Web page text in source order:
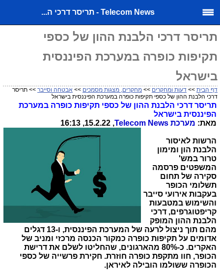
Telecom News - תריסר דרכי ה...
תריסר דרכי הלבנת ההון של כספי
תקיפות כופרה במערכת הפיננסית
בישראל
דף הבית >> דעות ומחקרים >> מחקרים, מצגות מסמכים >> אבטחה וסייבר >> תריסר
דרכי הלבנת ההון של כספי תקיפות כופרה במערכת הפיננסית בישראל
תריסר דרכי הלבנת ההון של כספי תקיפות כופרה במערכת
הפיננסית בישראל
מאת: מערכת Telecom News
, 15.2.22, 16:13
הרשות לאיסור
הלבנת הון ומימון
טרור במש'
המשפטים פרסמה
סקירה של תחום
תשלומי הכופר
בעקבות אירועי סייבר
והשימוש במטבעות
קריפטוגרפים, דרכי
הלבנת ההון המופק
מהם תוך ניצול לרעה של המערכת הפיננסית, ו-13 דגלים
אדומים על תקיפות כופרה כמקור הכנסה מרכזי ומניב של
האקרים. כ-80% מהארגונים, שהחליטו לשלם את דרישת
הכופר, חוו מתקפת כופרה חוזרת. חקירת פרשייה של כספי
הכופרה ששולמו הובילה לאיראן.